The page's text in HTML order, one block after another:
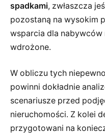
spadkami, zwłaszcza
pozostaną na wysokim
wsparcia dla nabywców
wdrożone.
W obliczu tych
powinni dokładnie
scenariusze przed
nieruchomości. Z kolei
przygotowani na